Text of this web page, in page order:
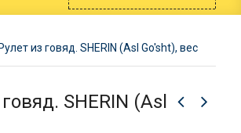
Рулет из говяд. SHERIN (Asl Go'sht), вес
SHERIN (Asl